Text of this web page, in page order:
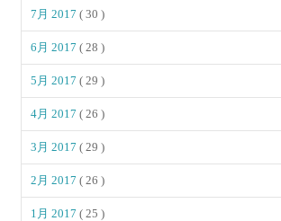
7月 2017( 30 )
6月 2017( 28 )
5月 2017( 29 )
4月 2017( 26 )
3月 2017( 29 )
2月 2017( 26 )
1月 2017( 25 )